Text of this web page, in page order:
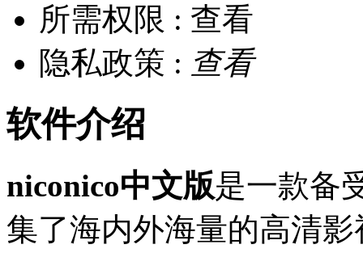
所需权限 : 查看
隐私政策 : 查看
软件介绍
niconico中文版是一款备
集了海内外海量的高清